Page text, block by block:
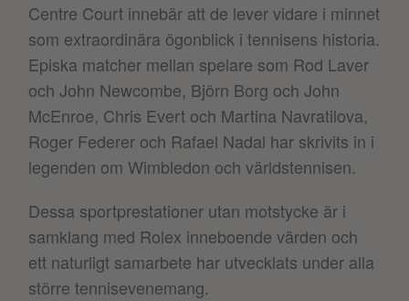
Centre Court innebär att de lever vidare i minnet
som extraordinära ögonblick i tennisens historia.
Episka matcher mellan spelare som Rod Laver
och John Newcombe, Björn Borg och John
McEnroe, Chris Evert och Martina Navratilova,
Roger Federer och Rafael Nadal har skrivits in i
legenden om Wimbledon och världstennisen.
Dessa sportprestationer utan motstycke är i
samklang med Rolex inneboende värden och
ett naturligt samarbete har utvecklats under alla
större tennisevenemang.